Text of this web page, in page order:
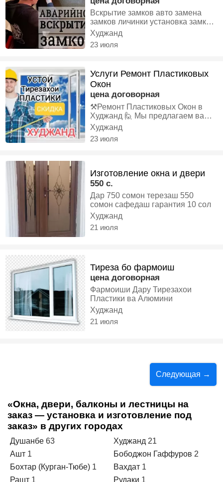
Вскрытие замков авто замена
замков личинки установка замков
замена личинки
Худжанд
23 июля
Услуги Ремонт Пластиковых
Окон
цена договорная
⚒️Ремонт Пластиковых Окон в
Худжанд 🙋 Мы предлагаем вам
все услуги 🪟Регулировке Окон
🔳Реставрация Створок 🔇
Стекла 🩹Установка Падаконник
🚪Установка Доводчик 🥅
Установка Москитные сетки 🧵
Замена Петли 📏Замена Замков
🔑Замена Сердечник 🧤Замена
Ручки 🚪Открытие Створок на
глухой окна 🔐Установка Замок
Худжанд
23 июля
Изготовление окна и двери
550 с.
Дар 750 сомон терезаш 550
сомон сафедаш гарантия 10 сол
Худжанд
21 июля
Тиреза бо фармоиш
цена договорная
Фармоиши Дару Тирезахои
Пластики ва Алюмини
Худжанд
21 июля
Следующая →
«Окна, двери, балконы и лестницы на
заказ — установка и изготовление под
заказ» в других городах
Душанбе 63 Худжанд 21
Ашт 1 Бободжон Гаффуров 2
Бохтар (Курган-Тюбе) 1 Вахдат 1
Рашт 1 Рудаки 1